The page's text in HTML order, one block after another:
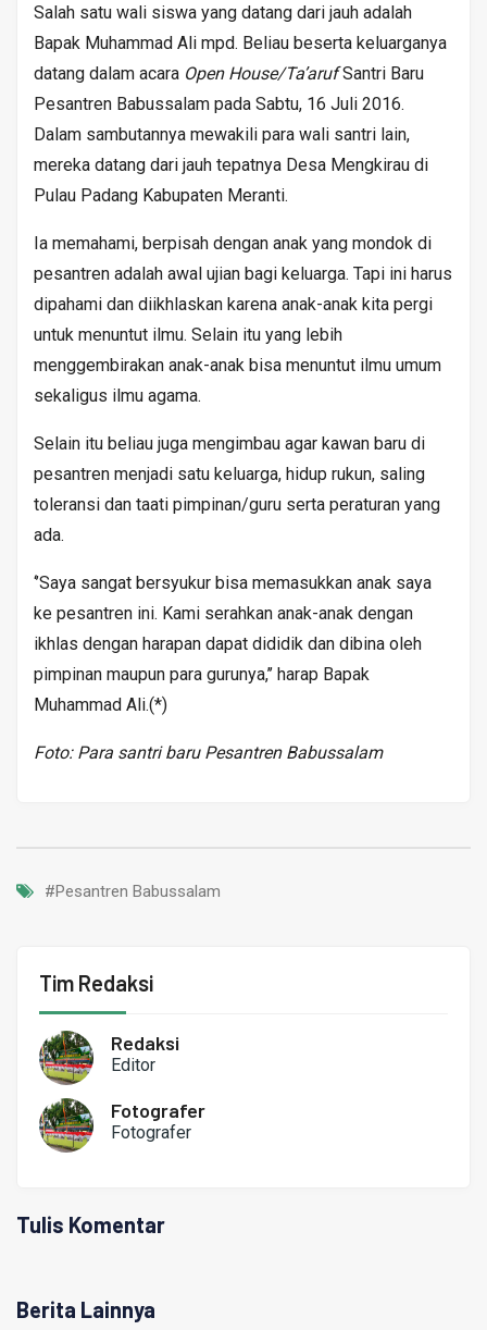
Salah satu wali siswa yang datang dari jauh adalah
Bapak Muhammad Ali mpd. Beliau beserta keluarganya
datang dalam acara Open House/Ta’arufSantri Baru
Pesantren Babussalam pada Sabtu, 16 Juli 2016.
Dalam sambutannya mewakili para wali santri lain,
mereka datang dari jauh tepatnya Desa Mengkirau di
Pulau Padang Kabupaten Meranti.
Ia memahami, berpisah dengan anak yang mondok di
pesantren adalah awal ujian bagi keluarga. Tapi ini harus
dipahami dan diikhlaskan karena anak-anak kita pergi
untuk menuntut ilmu. Selain itu yang lebih
menggembirakan anak-anak bisa menuntut ilmu umum
sekaligus ilmu agama.
Selain itu beliau juga mengimbau agar kawan baru di
pesantren menjadi satu keluarga, hidup rukun, saling
toleransi dan taati pimpinan/guru serta peraturan yang
ada.
‘’Saya sangat bersyukur bisa memasukkan anak saya
ke pesantren ini. Kami serahkan anak-anak dengan
ikhlas dengan harapan dapat dididik dan dibina oleh
pimpinan maupun para gurunya,’’ harap Bapak
Muhammad Ali.(*)
Foto: Para santri baru Pesantren Babussalam
#Pesantren Babussalam
Tim Redaksi
Redaksi
Editor
Fotografer
Fotografer
Tulis Komentar
Berita Lainnya